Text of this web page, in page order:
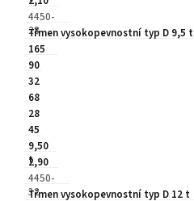
4450-
28
Třmen vysokopevnostní typ D 9,5 t
165
90
32
68
28
45
9,50
t
2,90
4450-
32
Třmen vysokopevnostní typ D 12 t